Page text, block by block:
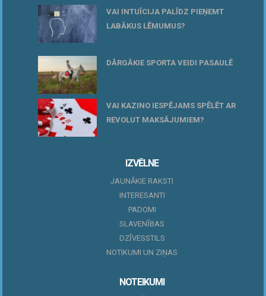
VAI INTUĪCIJA PALĪDZ PIEŅEMT
LABĀKUS LĒMUMUS?
DĀRGĀKIE SPORTA VEIDI PASAULĒ
VAI KAZINO IESPĒJAMS SPĒLĒT AR
REVOLUT MAKSĀJUMIEM?
IZVĒLNE
JAUNĀKIE RAKSTI
INTERESANTI
PADOMI
SLAVENĪBAS
DZĪVESSTILS
NOTIKUMI UN ZIŅAS
NOTEIKUMI